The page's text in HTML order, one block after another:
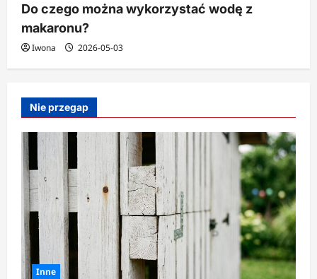
Do czego można wykorzystać wodę z
makaronu?
Iwona 2026-05-03
Nie przegap
Inne